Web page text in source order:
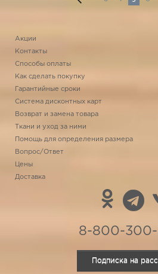
Акции
Контакты
Способы оплаты
Как сделать покупку
Гарантийные сроки
Система дисконтных карт
Возврат и замена товара
Ткани и уход за ними
Помощь для определения размера
Вопрос/Ответ
Цены
Доставка
8-800-300-
Подписка на